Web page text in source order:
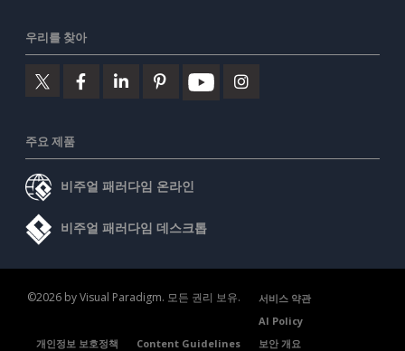
우리를 찾아
주요 제품
비주얼 패러다임 온라인
비주얼 패러다임 데스크톱
©2026 by Visual Paradigm. 모든 권리 보유.
서비스 약관
AI Policy
개인정보 보호정책
Content Guidelines 보안 개요